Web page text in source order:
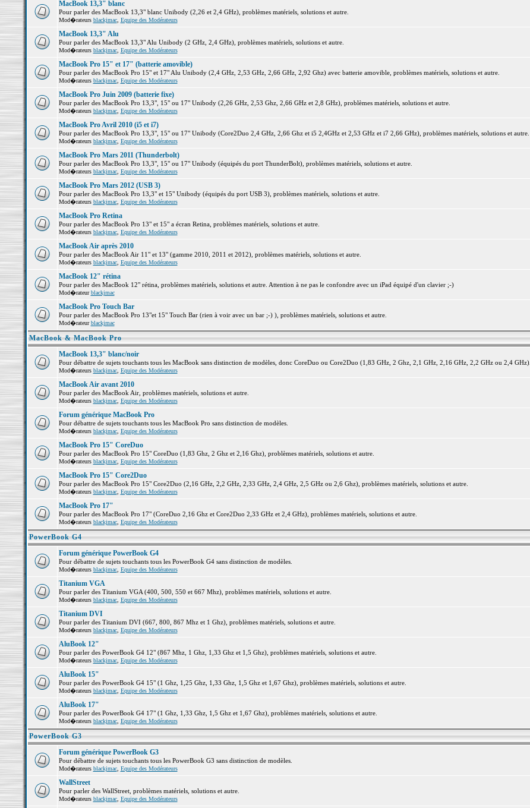
MacBook 13,3" blanc
Pour parler des MacBook 13,3" blanc Unibody (2,26 et 2,4 GHz), problèmes matériels, solutions et autre.
Mod�rateurs blackjmac, Equipe des Modérateurs
MacBook 13,3" Alu
Pour parler des MacBook 13,3" Alu Unibody (2 GHz, 2,4 GHz), problèmes matériels, solutions et autre.
Mod�rateurs blackjmac, Equipe des Modérateurs
MacBook Pro 15" et 17" (batterie amovible)
Pour parler des MacBook Pro 15" et 17" Alu Unibody (2,4 GHz, 2,53 GHz, 2,66 GHz, 2,92 Ghz) avec batterie amovible, problèmes matériels, solutions et autre.
Mod�rateurs blackjmac, Equipe des Modérateurs
MacBook Pro Juin 2009 (batterie fixe)
Pour parler des MacBook Pro 13,3", 15" ou 17" Unibody (2,26 GHz, 2,53 Ghz, 2,66 GHz et 2,8 GHz), problèmes matériels, solutions et autre.
Mod�rateurs blackjmac, Equipe des Modérateurs
MacBook Pro Avril 2010 (i5 et i7)
Pour parler des MacBook Pro 13,3", 15" ou 17" Unibody (Core2Duo 2,4 GHz, 2,66 Ghz et i5 2,4GHz et 2,53 GHz et i7 2,66 GHz), problèmes matériels, solutions et autre.
Mod�rateurs blackjmac, Equipe des Modérateurs
MacBook Pro Mars 2011 (Thunderbolt)
Pour parler des MacBook Pro 13,3", 15" ou 17" Unibody (équipés du port ThunderBolt), problèmes matériels, solutions et autre.
Mod�rateurs blackjmac, Equipe des Modérateurs
MacBook Pro Mars 2012 (USB 3)
Pour parler des MacBook Pro 13,3" et 15" Unibody (équipés du port USB 3), problèmes matériels, solutions et autre.
Mod�rateurs blackjmac, Equipe des Modérateurs
MacBook Pro Retina
Pour parler des MacBook Pro 13" et 15" a écran Retina, problèmes matériels, solutions et autre.
Mod�rateurs blackjmac, Equipe des Modérateurs
MacBook Air après 2010
Pour parler des MacBook Air 11" et 13" (gamme 2010, 2011 et 2012), problèmes matériels, solutions et autre.
Mod�rateurs blackjmac, Equipe des Modérateurs
MacBook 12" rétina
Pour parler des MacBook 12" rétina, problèmes matériels, solutions et autre. Attention à ne pas le confondre avec un iPad équipé d'un clavier ;-)
Mod�rateurblackjmac
MacBook Pro Touch Bar
Pour parler des MacBook Pro 13"et 15" Touch Bar (rien à voir avec un bar ;-) ), problèmes matériels, solutions et autre.
Mod�rateurblackjmac
MacBook & MacBook Pro
MacBook 13,3" blanc/noir
Pour débattre de sujets touchants tous les MacBook sans distinction de modèles, donc CoreDuo ou Core2Duo (1,83 GHz, 2 Ghz, 2,1 GHz, 2,16 GHz, 2,2 GHz ou 2,4 GHz).
Mod�rateurs blackjmac, Equipe des Modérateurs
MacBook Air avant 2010
Pour parler des MacBook Air, problèmes matériels, solutions et autre.
Mod�rateurs blackjmac, Equipe des Modérateurs
Forum générique MacBook Pro
Pour débattre de sujets touchants tous les MacBook Pro sans distinction de modèles.
Mod�rateurs blackjmac, Equipe des Modérateurs
MacBook Pro 15" CoreDuo
Pour parler des MacBook Pro 15" CoreDuo (1,83 Ghz, 2 Ghz et 2,16 Ghz), problèmes matériels, solutions et autre.
Mod�rateurs blackjmac, Equipe des Modérateurs
MacBook Pro 15" Core2Duo
Pour parler des MacBook Pro 15" Core2Duo (2,16 GHz, 2,2 GHz, 2,33 GHz, 2,4 GHz, 2,5 GHz ou 2,6 Ghz), problèmes matériels, solutions et autre.
Mod�rateurs blackjmac, Equipe des Modérateurs
MacBook Pro 17"
Pour parler des MacBook Pro 17" (CoreDuo 2,16 Ghz et Core2Duo 2,33 GHz et 2,4 GHz), problèmes matériels, solutions et autre.
Mod�rateurs blackjmac, Equipe des Modérateurs
PowerBook G4
Forum générique PowerBook G4
Pour débattre de sujets touchants tous les PowerBook G4 sans distinction de modèles.
Mod�rateurs blackjmac, Equipe des Modérateurs
Titanium VGA
Pour parler des Titanium VGA (400, 500, 550 et 667 Mhz), problèmes matériels, solutions et autre.
Mod�rateurs blackjmac, Equipe des Modérateurs
Titanium DVI
Pour parler des Titanium DVI (667, 800, 867 Mhz et 1 Ghz), problèmes matériels, solutions et autre.
Mod�rateurs blackjmac, Equipe des Modérateurs
AluBook 12"
Pour parler des PowerBook G4 12" (867 Mhz, 1 Ghz, 1,33 Ghz et 1,5 Ghz), problèmes matériels, solutions et autre.
Mod�rateurs blackjmac, Equipe des Modérateurs
AluBook 15"
Pour parler des PowerBook G4 15" (1 Ghz, 1,25 Ghz, 1,33 Ghz, 1,5 Ghz et 1,67 Ghz), problèmes matériels, solutions et autre.
Mod�rateurs blackjmac, Equipe des Modérateurs
AluBook 17"
Pour parler des PowerBook G4 17" (1 Ghz, 1,33 Ghz, 1,5 Ghz et 1,67 Ghz), problèmes matériels, solutions et autre.
Mod�rateurs blackjmac, Equipe des Modérateurs
PowerBook G3
Forum générique PowerBook G3
Pour débattre de sujets touchants tous les PowerBook G3 sans distinction de modèles.
Mod�rateurs blackjmac, Equipe des Modérateurs
WallStreet
Pour parler des WallStreet, problèmes matériels, solutions et autre.
Mod�rateurs blackjmac, Equipe des Modérateurs